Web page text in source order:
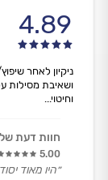
4.89
ניקיון לאחר
ושאיבת מסילות
וחיטוי...
חוות דעת
5.00
״היו מאוד